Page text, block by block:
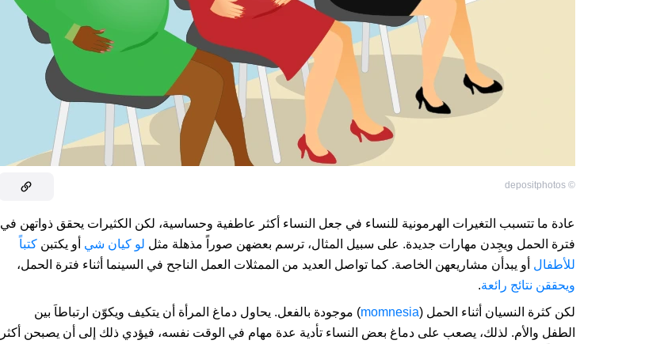
©
depositphotos
عادة ما تتسبب التغيرات الهرمونية للنساء في جعل النساء أكثر عاطفية وحساسية، لكن الكثيرات يحقق ذواتهن في
فترة الحمل ويجِدن مهارات جديدة. على سبيل المثال، ترسم بعضهن صوراً مذهلة مثل لو كيان شي أو يكتبن كتباً
للأطفال أو يبدأن مشاريعهن الخاصة. كما تواصل العديد من الممثلات العمل الناجح في السينما أثناء فترة الحمل،
ويحققن نتائج رائعة.
لكن كثرة النسيان أثناء الحمل (momnesia) موجودة بالفعل. يحاول دماغ المرأة أن يتكيف ويكوّن ارتباطاَ بين
الطفل والأم. لذلك، يصعب على دماغ بعض النساء تأدية عدة مهام في الوقت نفسه، فيؤدي ذلك إلى أن يصبحن أكثر